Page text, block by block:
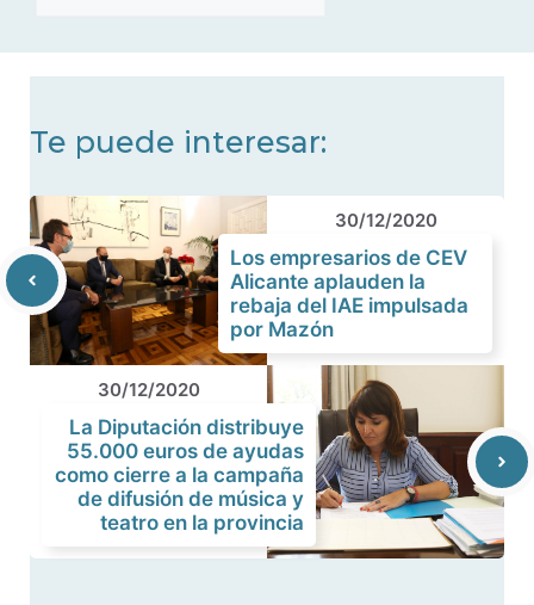
Te puede interesar:
30/12/2020
Los empresarios de CEV
Alicante aplauden la
rebaja del IAE impulsada
por Mazón
30/12/2020
La Diputación distribuye
55.000 euros de ayudas
como cierre a la campaña
de difusión de música y
teatro en la provincia